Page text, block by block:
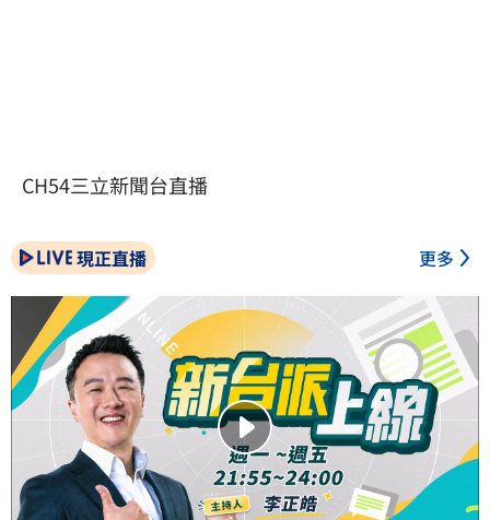
CH54三立新聞台直播
現正直播 更多